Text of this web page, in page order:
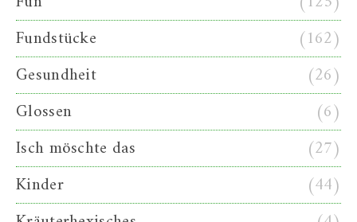
Fundstücke
(162)
Gesundheit
(26)
Glossen
(6)
Isch möschte das
(27)
Kinder
(44)